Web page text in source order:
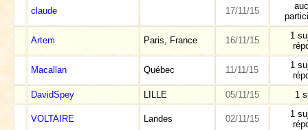
claude 17/11/15
Artem Paris, France 16/11/15
1
Macallan Québec 11/11/15
1
DavidSpey
LILLE 05/11/15 1
VOLTAIRE Landes 02/11/15
1